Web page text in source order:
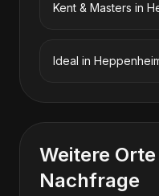
Kent & Masters in
Ideal in
Weitere
Nachfrage